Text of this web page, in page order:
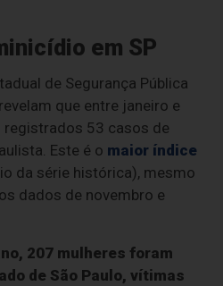
em SP
de Segurança Pública
que entre janeiro e
53 casos de
Este é o maior índice
da série histórica), mesmo
dados de novembro e
207 mulheres foram
de São Paulo, vítimas